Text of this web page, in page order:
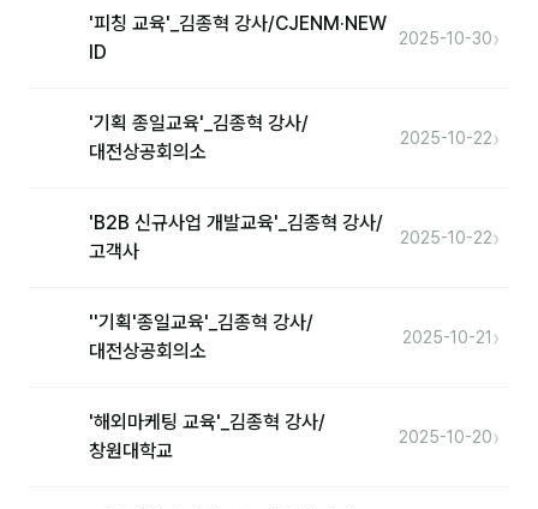
'피칭 교육'_김종혁 강사/CJENM·NEW
ID
2025-10-30›
'기획 종일교육'_김종혁 강사/
대전상공회의소
2025-10-22›
'B2B 신규사업 개발교육'_김종혁 강사/
고객사
2025-10-22›
''기획'종일교육'_김종혁 강사/
대전상공회의소
2025-10-21 ›
'해외마케팅 교육'_김종혁 강사/
창원대학교
2025-10-20›